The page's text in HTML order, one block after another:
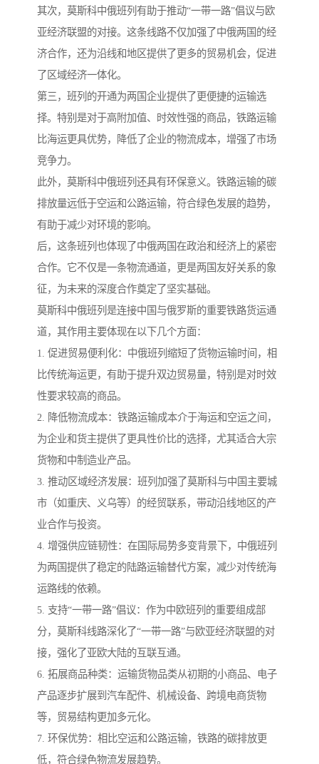
其次，莫斯科中俄班列有助于推动“一带一路”倡议与欧
亚经济联盟的对接。这条线路不仅加强了中俄两国的经
济合作，还为沿线和地区提供了更多的贸易机会，促进
了区域经济一体化。
第三，班列的开通为两国企业提供了更便捷的运输选
择。特别是对于高附加值、时效性强的商品，铁路运输
比海运更具优势，降低了企业的物流成本，增强了市场
竞争力。
此外，莫斯科中俄班列还具有环保意义。铁路运输的碳
排放量远低于空运和公路运输，符合绿色发展的趋势，
有助于减少对环境的影响。
后，这条班列也体现了中俄两国在政治和经济上的紧密
合作。它不仅是一条物流通道，更是两国友好关系的象
征，为未来的深度合作奠定了坚实基础。
莫斯科中俄班列是连接中国与俄罗斯的重要铁路货运通
道，其作用主要体现在以下几个方面：
1. 促进贸易便利化：中俄班列缩短了货物运输时间，相
比传统海运更，有助于提升双边贸易量，特别是对时效
性要求较高的商品。
2. 降低物流成本：铁路运输成本介于海运和空运之间，
为企业和货主提供了更具性价比的选择，尤其适合大宗
货物和中制造业产品。
3. 推动区域经济发展：班列加强了莫斯科与中国主要城
市（如重庆、义乌等）的经贸联系，带动沿线地区的产
业合作与投资。
4. 增强供应链韧性：在国际局势多变背景下，中俄班列
为两国提供了稳定的陆路运输替代方案，减少对传统海
运路线的依赖。
5. 支持“一带一路”倡议：作为中欧班列的重要组成部
分，莫斯科线路深化了“一带一路”与欧亚经济联盟的对
接，强化了亚欧大陆的互联互通。
6. 拓展商品种类：运输货物品类从初期的小商品、电子
产品逐步扩展到汽车配件、机械设备、跨境电商货物
等，贸易结构更加多元化。
7. 环保优势：相比空运和公路运输，铁路的碳排放更
低，符合绿色物流发展趋势。